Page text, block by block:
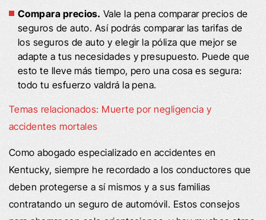
Compara precios. Vale la pena comparar precios de
seguros de auto. Así podrás comparar las tarifas de
los seguros de auto y elegir la póliza que mejor se
adapte a tus necesidades y presupuesto. Puede que
esto te lleve más tiempo, pero una cosa es segura:
todo tu esfuerzo valdrá la pena.
Temas relacionados: Muerte por negligencia y
accidentes mortales
Como abogado especializado en accidentes en
Kentucky, siempre he recordado a los conductores que
deben protegerse a sí mismos y a sus familias
contratando un seguro de automóvil. Estos consejos